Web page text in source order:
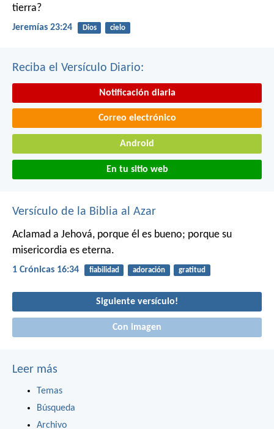
tierra?
Jeremías 23:24 Dios cielo
Reciba el Versículo Diario:
Notificación diaria
Correo electrónico
Android
En tu sitio web
Versículo de la Biblia al Azar
Aclamad a Jehová, porque él es bueno; porque su
misericordia es eterna.
1 Crónicas 16:34 fiabilidad adoración gratitud
Siguiente versículo!
Con imagen
Leer más
Temas
Búsqueda
Archivo